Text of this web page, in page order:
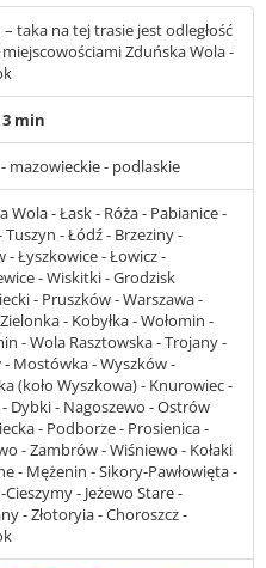
– taka na tej trasie jest odległość
Zduńska Wola -
3 min
- mazowieckie - podlaskie
Wola - Łask - Róża - Pabianice -
Tuszyn - Łódź - Brzeziny -
- Łyszkowice - Łowicz -
- Wiskitki - Grodzisk
- Pruszków - Warszawa -
- Kobyłka - Wołomin -
- Wola Rasztowska - Trojany -
- Mostówka - Wyszków -
(koło Wyszkowa) - Knurowiec -
Dybki - Nagoszewo - Ostrów
- Podborze - Prosienica -
- Zambrów - Wiśniewo - Kołaki
- Mężenin - Sikory-Pawłowięta -
- Jeżewo Stare -
- Złotoryia - Choroszcz -